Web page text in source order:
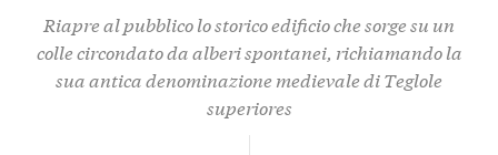
Riapre al pubblico lo storico edificio che sorge su un
colle circondato da alberi spontanei, richiamando la
sua antica denominazione medievale di Teglole
superiores